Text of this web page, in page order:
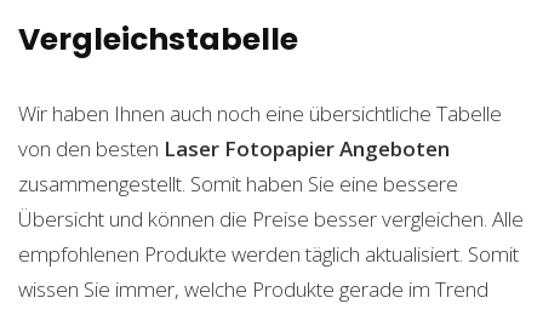
Vergleichstabelle
Wir haben Ihnen auch noch eine übersichtliche Tabelle
von den besten Laser FotopapierAngeboten
zusammengestellt. Somit haben Sie eine bessere
Übersicht und können die Preise besser vergleichen. Alle
empfohlenen Produkte werden täglich aktualisiert. Somit
wissen Sie immer, welche Produkte gerade im Trend